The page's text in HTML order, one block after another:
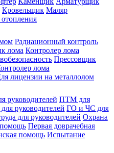
Кровельщик Маляр
Радиационный контроль
лома Контролер лома
Прессовщик
лома
лицензии на металлолом
руководителей ПТМ для
руководителей ГО и ЧС для
для руководителей Охрана
Первая доврачебная
помощь Испытание